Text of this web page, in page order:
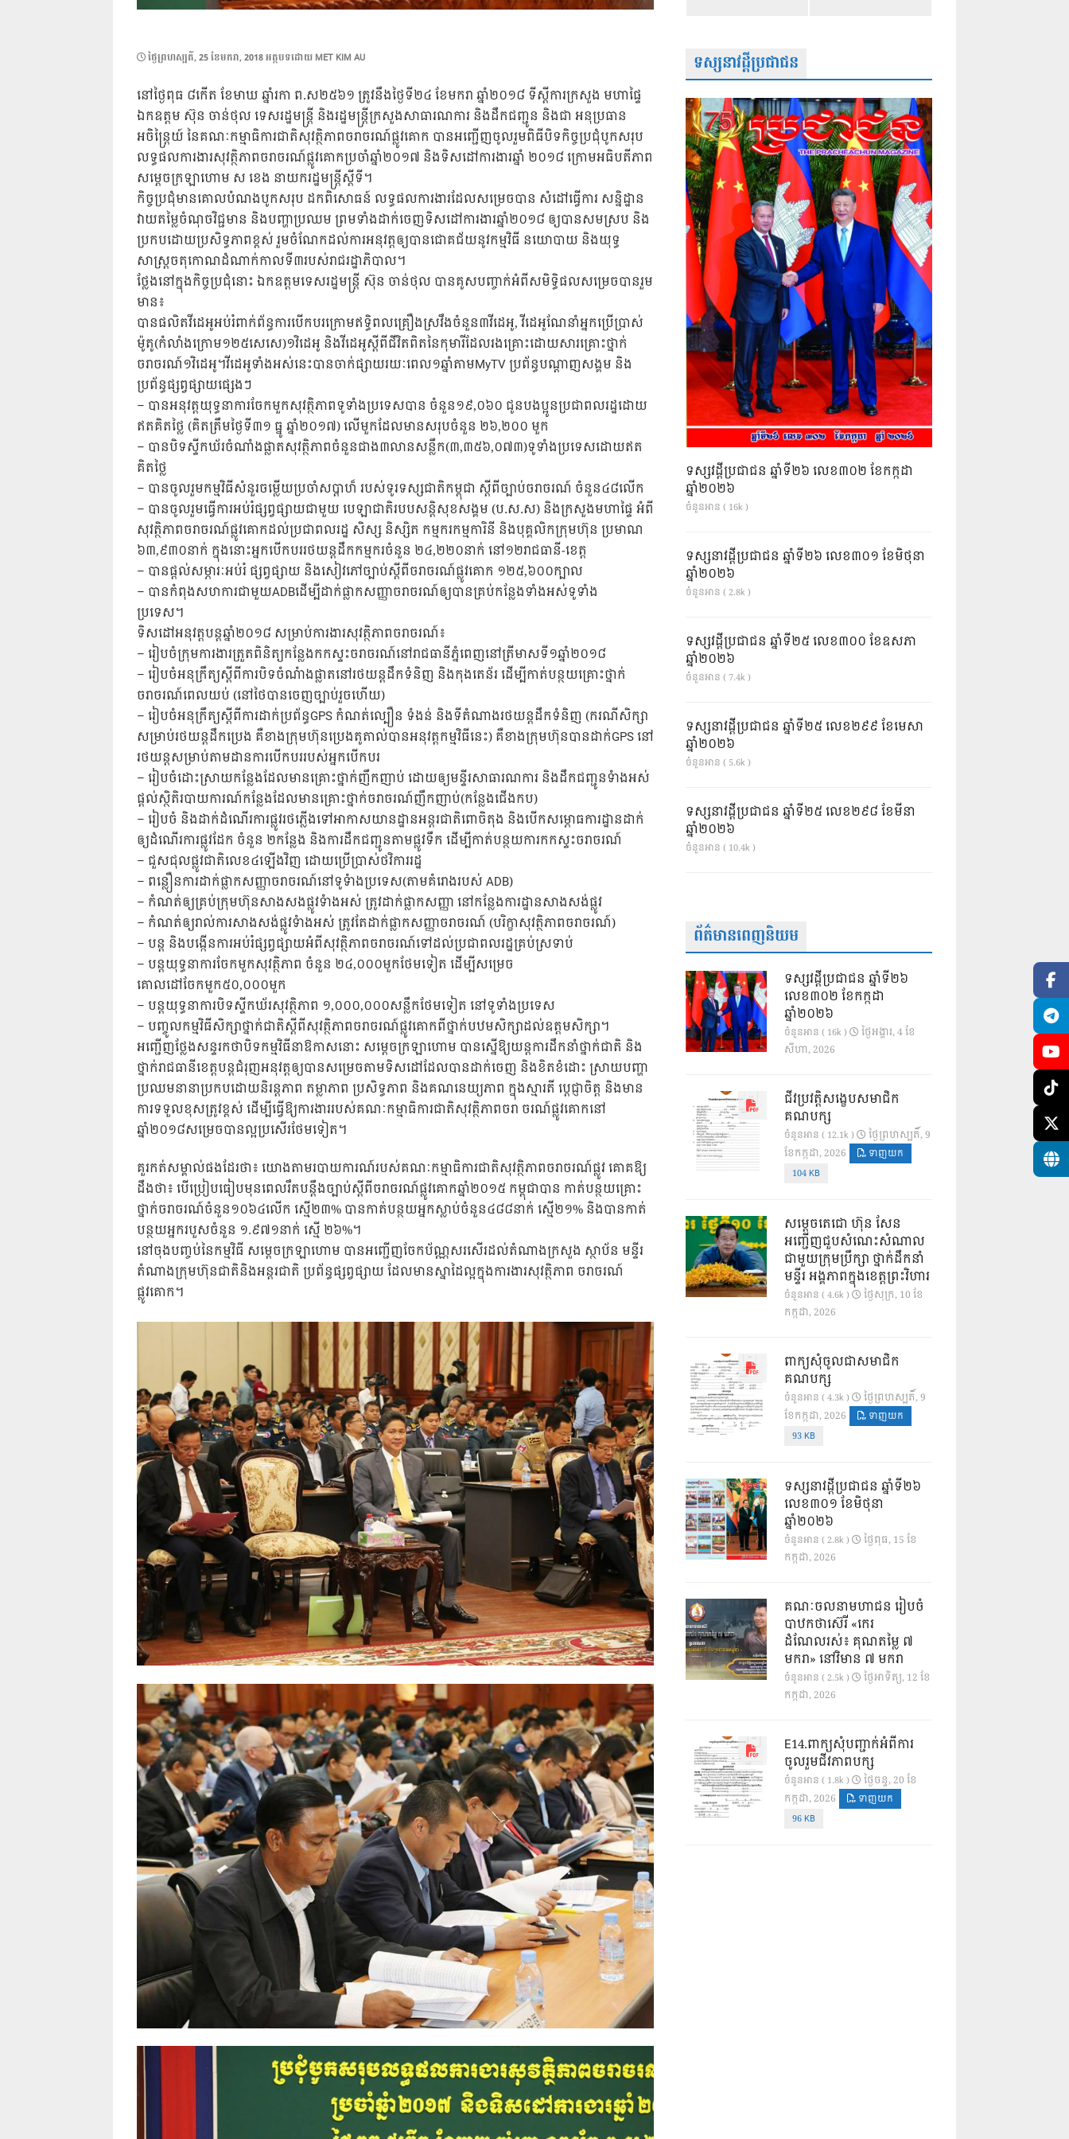
POSTED
ថ្ងៃ​ព្រហស្បតិ៍, 25 ខែ​មករា, 2018អត្ថបទដោយ MET KIM AU
នៅថ្ងៃពុធ ៨កើត ខែមាឃ ឆ្នាំរកា ព.ស២៥៦១ ត្រូវនឹងថ្ងៃទី២៤ ខែមករា ឆ្នាំ២០១៨ ទីស្តីការក្រសួង មហាផ្ទៃ
ឯកឧត្តម ស៊ុន ចាន់ថុល ទេសរដ្ឋមន្ត្រី និងរដ្ឋមន្ត្រីក្រសួងសាធារណការ និងដឹកជញ្ជូន និងជា អនុប្រធាន
អចិន្ត្រៃយ៍ នៃគណៈកម្មាធិការជាតិសុវត្ថិភាពចរាចរណ៍ផ្លូវគោក បានអញ្ជើញចូលរួមពិធីបិទកិច្ចប្រជុំបូកសរុប
លទ្ធផលការងារសុវត្ថិភាពចរាចរណ៍ផ្លូវគោកប្រចាំឆ្នាំ២០១៧ និងទិសដៅការងារឆ្នាំ ២០១៨ ក្រោមអធិបតីភាព
សម្តេចក្រឡាហោម ស ខេង នាយករដ្ឋមន្ត្រីស្តីទី។
កិច្ចប្រជុំមានគោលបំណងបូកសរុប ដកពិសោធន៍ លទ្ធផលការងារដែលសម្រេចបាន សំដៅធ្វើការ សន្និដ្ឋាន
វាយតម្លៃចំណុចវិជ្ជមាន និងបញ្ហាប្រឈម ព្រមទាំងដាក់ចេញទិសដៅការងារឆ្នាំ២០១៨ ឲ្យបានសមស្រប និង
ប្រកបដោយប្រសិទ្ធភាពខ្ពស់ រួមចំណែកដល់ការអនុវត្តឲ្យបានជោគជ័យនូវកម្មវិធី នយោបាយ និងយុទ្ធ
សាស្រ្តចតុកោណដំណាក់កាលទី៣របស់រាជរដ្ឋាភិបាល។
ថ្លែងនៅក្នុងកិច្ចប្រជុំនោះ ឯកឧត្តមទេសរដ្ឋមន្ត្រី ស៊ុន ចាន់ថុល បានគូសបញ្ចាក់អំពីសមិទ្ធិផលសម្រេចបានរួម
មាន៖
បានផលិតវីដេអូអប់រំពាក់ព័ន្ធការបើកបរក្រោមឥទ្ធិពលគ្រឿងស្រវឹងចំនួន៣វីដេអូ, វីដេអូណែនាំ​អ្នកប្រើប្រាស់
ម៉ូតូ(កំលាំងក្រោម១២៥សេសេ)១វិដេអូ និងវីដេអូស្តីពីជីវិតពិតនៃកុមារីដែលរងគ្រោះដោយ​សារគ្រោះថ្នាក់
ចរាចរណ៍១វិដេអូ។​​​វីដេអូទាំងអស់នេះបានចាក់ផ្សាយរយៈពេល១ឆ្នាំតាមMyTV ប្រព័ន្ធបណ្តាញសង្គម និង
ប្រព័ន្ធផ្សព្វផ្សាយផ្សេងៗ
– បានអនុវត្តយុទ្ធនាការចែកមួកសុវត្ថិភាពទូទាំងប្រទេសបាន ចំនួន១៩,០៦០​ ​ជូនបងប្អូនប្រជាពលរដ្ឋដោយ
ឥតគិតថ្លៃ ​(គិតត្រឹមថ្ងៃទី៣១​ ធ្នូ​ ឆ្នាំ២០១៧)​​​​ លើមួកដែលមានសរុប​​ចំនួន ២៦,២០០ មួក
– បានបិទស្ទីកឃ័រចំណាំងផ្លាតសុវត្ថិភាពចំនួនជាង៣​លានសន្លឹក(៣,៣៥៦,០៧៣)ទូទាំង​ប្រទេសដោយឥត
គិតថ្លៃ
– បានចូលរួមកម្មវិធីសំនួរចម្លើយប្រចាំសប្តាហ៏ របស់ទូរទស្សជាតិកម្ពុជា ស្តីពីច្បាប់ចរាចរណ៍ ចំនួន៤៨លើក
– បានចូលរួមធ្វើការអប់រំផ្សព្វផ្សាយជាមួយ​​ បេឡាជាតិរបបសន្តិសុខសង្គម (ប.ស.ស) ​និងក្រសួងមហាផ្ទៃ អំពី
សុវត្ថិភាពចរាចរណ៍ផ្លូវគោកដល់ប្រជាពលរដ្ឋ សិស្ស និស្សិត កម្មករកម្មការិនី និងបុគ្គលិកក្រុមហ៊ុន ប្រមាណ
៦៣,៩៣០នាក់ ក្នុងនោះអ្នក​បើកបរ​រថយន្ត​ដឹក​កម្មករ​​ចំនួន ២៤,២២០នាក់ នៅ១២រាជធានី-ខេត្ត
– បានផ្តល់សម្ភារៈអប់រំ ផ្សព្វផ្សាយ និងសៀវភៅច្បាប់ស្តីពីចរាចរណ៍ផ្លូវគោក ១២៥,៦០០ក្បាល
– បានកំពុងសហការជាមួយ​ADBដើម្បីដាក់ផ្លាកសញ្ញាចរាចរណ៍ឲ្យបានគ្រប់កន្លែងទាំងអស់ទូទាំង
ប្រទេស។
ទិសដៅអនុវត្តបន្តឆ្នាំ២០១៨ សម្រាប់ការងារសុវត្ថិភាពចរាចរណ៍៖
– រៀបចំក្រុមការងារត្រួតពិនិត្យកន្លែងកកស្ទះចរាចរណ៍នៅរាជធានីភ្នំពេញនៅត្រីមាសទី១ឆ្នាំ២០១៨
– រៀបចំអនុក្រឹត្យស្តីពីការបិទចំណំាងផ្លាតនៅរថយន្តដឹកទំនិញ និងកុងតេន័រ ដើម្បីកាត់បន្ថយគ្រោះថ្នាក់
ចរាចរណ៍ពេលយប់ (នៅថៃបានចេញច្បាប់រួចហើយ)
– រៀបចំអនុក្រឹត្យស្តីពីការដាក់ប្រព័ន្ធGPS កំណត់ល្បឿន ទំងន់ និងទីតំណាងរថយន្តដឹកទំនិញ (ករណីសិក្សា​
សម្រាប់រថយន្តដឹកប្រេង គឺខាងក្រុមហ៊ុនប្រេងតូតាល់បានអនុវត្តកម្មវិធីនេះ) គឺខាងក្រុមហ៊ុនបានដាក់GPS នៅ
រថយន្តសម្រាប់តាមដានការបើកបររបស់អ្នកបើកបរ
– រៀបចំដោះស្រាយកន្លែងដែលមានគ្រោះថ្នាក់ញឹកញាប់ ដោយឲ្យមន្ទីរសាធារណការ និងដឹកជញ្ជូនទំាងអស់
ផ្តល់ស្ថិតិរបាយការណ៍កន្លែងដែលមានគ្រោះថ្នាក់ចរាចរណ៍ញឹកញាប់(កន្លែងជើងកប)
– រៀបចំ និងដាក់ដំណើរការផ្លូវរថភ្លើងទៅអាកាសយានដ្ឋានអន្តរជាតិពោចិតុង និងបើកសម្ភោធការដ្ឋានដាក់
ឲ្យដំណើរការផ្លូវដែក ចំនួន ២កន្លែង និង​ការដឹកជញ្ជូនតាមផ្លូវទឹក ដើម្បីកាត់បន្ថយការកកស្ទះចរាចរណ៍
– ជួសជុលផ្លូវជាតិលេខ៤ឡើងវិញ ដោយប្រើប្រាស់ថវិការរដ្ឋ
– ពន្លឿនការដាក់ផ្លាកសញ្ញាចរាចរណ៍នៅទូទំាងប្រទេស(តាមគំរោងរបស់ ADB)
– កំណត់ឲ្យគ្រប់ក្រុមហ៊ុនសាងសងផ្លូវទំាងអស់ ត្រូវដាក់ផ្លាកសញ្ញា នៅកន្លែងការដ្ឋានសាងសង់ផ្លូវ
– កំណត់ឲ្យរាល់ការសាងសង់ផ្លូវទំាងអស់ ត្រូវតែដាក់ផ្លាកសញ្ញាចរាចរណ៍ (បរិក្ខាសុវត្ថិភាពចរាចរណ៍)
– បន្ត និងបង្កើនការអប់រំផ្សព្វផ្សាយអំពីសុវត្ថិភាពចរាចរណ៍ទៅដល់ប្រជាពលរដ្ឋគ្រប់ស្រទាប់​​
– បន្តយុទ្ធនាការចែកមួកសុវត្ថិភាព ចំនួន ២៤,០០០មួកថែមទៀត ដើម្បីសម្រេច
គោលដៅចែកមួក៥០,០០០មួក
– បន្តយុទ្ធនាការបិទស្ទីកឃ័រ​សុវត្ថិភាព ១,០០០,០០០សន្លឹកថែមទៀត ​នៅទូទាំងប្រទេស
– បញ្ចូលកម្មវិធីសិក្សាថ្នាក់ជាតិស្តីពីសុវត្ថិភាពចរាចរណ៍ផ្លូវគោកពីថ្នាក់បឋមសិក្សាដល់ឧត្តមសិក្សា។
អញ្ជើញថ្លែងសន្ទរកថាបិទកម្មវិធីនាឱកាសនោះ សម្តេចក្រឡាហោម បានស្នើឱ្យយន្តការដឹកនាំថ្នាក់ជាតិ និង
ថ្នាក់រាជធានីខេត្តបន្តជំរុញអនុវត្តឲ្យបានសម្រេចតាមទិសដៅដែលបានដាក់ចេញ និងខិតខំដោះ ស្រាយបញ្ហា
ប្រឈមនានាប្រកបដោយនិរន្តភាព តម្លាភាព ប្រសិទ្ធភាព និងគណនេយ្យភាព ក្នុងស្មារតី ប្តេជ្ញាចិត្ត និងមាន
ការទទួលខុសត្រូវខ្ពស់ ដើម្បីធ្វើឱ្យការងាររបស់គណៈកម្មាធិការជាតិសុវត្ថិភាពចរា ចរណ៍ផ្លូវគោកនៅ
ឆ្នាំ២០១៨សម្រេចបានល្អប្រសើរថែមទៀត។
គួរកត់សម្គាល់ផងដែរថា៖ យោងតាមរបាយការណ៍របស់គណៈកម្មាធិការជាតិសុវត្ថិភាពចរាចរណ៍ផ្លូវ គោគឱ្យ
ដឹងថា៖ បើប្រៀបធៀបមុនពេលរឹតបន្តឹងច្បាប់ស្តីពីចរាចរណ៍ផ្លូវគោកឆ្នាំ២០១៥ កម្ពុជាបាន កាត់បន្ថយគ្រោះ
ថ្នាក់ចរាចរណ៍ចំនួន១០៦៤លើក ស្មើ២៣% បានកាត់បន្ថយអ្នកស្លាប់ចំនួន៤៨៨នាក់ ស្មើ២១% និងបានកាត់
បន្ថយអ្នករបួសចំនួន ១.៩៧១នាក់ ស្មើ ២៦%។
នៅចុងបញ្ចប់នៃកម្មវិធី សម្តេចក្រឡាហោម បានអញ្ជើញចែកប័ណ្ណសរសើរដល់តំណាងក្រសួង ស្ថាប័ន មន្ទីរ
តំណាងក្រុមហ៊ុនជាតិនិងអន្តរជាតិ ប្រព័ន្ធផ្សព្វផ្សាយ ដែលមានស្នាដៃល្អក្នុងការងារសុវត្ថិភាព ចរាចរណ៍
ផ្លូវគោក។
ទស្សនាវដ្តីប្រជាជន
ទស្សវដ្តីប្រជាជន ឆ្នាំទី២៦ លេខ៣០២ ខែកក្កដា
ឆ្នាំ២០២៦
ចំនួនអាន ( 16k )
ទស្សនាវដ្ដីប្រជាជន ឆ្នាំទី២៦ លេខ៣០១ ខែមិថុនា
ឆ្នាំ២០២៦
ចំនួនអាន ( 2.8k )
ទស្សវដ្តីប្រជាជន ឆ្នាំទី២៥ លេខ៣០០ ខែឧសភា
ឆ្នាំ២០២៦
ចំនួនអាន ( 7.4k )
ទស្សនាវដ្ដីប្រជាជន ឆ្នាំទី២៥ លេខ២៩៩ ខែមេសា
ឆ្នាំ២០២៦
ចំនួនអាន ( 5.6k )
ទស្សនាវដ្ដីប្រជាជន ឆ្នាំទី២៥ លេខ២៩៨ ខែមីនា
ឆ្នាំ២០២៦
ចំនួនអាន ( 10.4k )
ព័ត៌មានពេញនិយម
ទស្សវដ្តីប្រជាជន ឆ្នាំទី២៦
លេខ៣០២ ខែកក្កដា
ឆ្នាំ២០២៦
ចំនួនអាន ( 16k )
ថ្ងៃ​អង្គារ, 4 ខែ​
សីហា, 2026
ជីវប្រវត្តិសង្ខេបសមាជិក
គណបក្ស
ចំនួនអាន ( 12.1k )
ថ្ងៃ​ព្រហស្បតិ៍, 9
ខែ​កក្កដា, 2026
ទាញយក
104 KB
សម្តេចតេជោ ហ៊ុន សែន
អញ្ជើញជួបសំណេះសំណាល
ជាមួយក្រុមប្រឹក្សា ថ្នាក់ដឹកនាំ
មន្ទីរ អង្គភាពក្នុងខេត្តព្រះវិហារ
ចំនួនអាន ( 4.6k )
ថ្ងៃ​សុក្រ, 10 ខែ​
កក្កដា, 2026
ពាក្យសុំចូលជាសមាជិក
គណបក្ស
ចំនួនអាន ( 4.3k )
ថ្ងៃ​ព្រហស្បតិ៍, 9
ខែ​កក្កដា, 2026
ទាញយក
93 KB
ទស្សនាវដ្ដីប្រជាជន ឆ្នាំទី២៦
លេខ៣០១ ខែមិថុនា
ឆ្នាំ២០២៦
ចំនួនអាន ( 2.8k )
ថ្ងៃ​ពុធ, 15 ខែ​
កក្កដា, 2026
គណៈចលនាមហាជន រៀបចំ
បាឋកថាស៊េរី «កេរ
ដំណែលរស់៖ គុណតម្លៃ ៧
មករា» នៅវិមាន ៧ មករា
ចំនួនអាន ( 2.5k )
ថ្ងៃ​អាទិត្យ, 12 ខែ​
កក្កដា, 2026
E14.ពាក្យសុំបញ្ជាក់អំពីការ
ចូលរួមជីវភាពបក្ស
ចំនួនអាន ( 1.8k )
ថ្ងៃ​ចន្ទ, 20 ខែ​
កក្កដា, 2026
ទាញយក
96 KB